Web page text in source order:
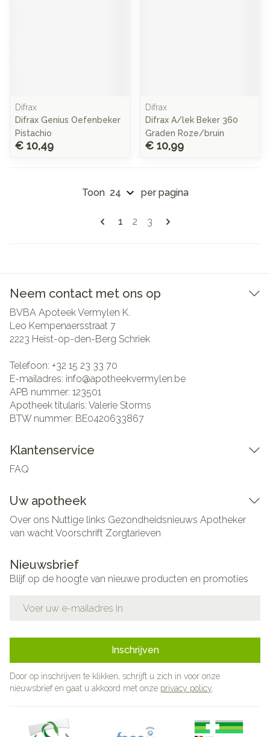
Difrax
Difrax Genius Oefenbeker
Pistachio
€ 10,49
Difrax
Difrax A/lek Beker 360
Graden Roze/bruin
€ 10,99
Pagina's
U lees momenteel pagina
1 Pagina
2 Pagina
3
Toon per pagina
Neem contact met ons op
BVBA Apoteek Vermylen K.
Leo Kempenaersstraat 7
2223 Heist-op-den-Berg Schriek
Telefoon: +32 15 23 33 70
E-mailadres: info@apotheekvermylen.be
APB nummer: 123501
Apotheek titularis: Valerie Storms
BTW nummer: BE0420633867
Klantenservice
FAQ
Uw apotheek
Over ons Nuttige links Gezondheidsnieuws Apotheker
van wachtVoorschrift Zorgtarieven
Nieuwsbrief
Blijf op de hoogte van nieuwe producten en promoties
Inschrijven
Door op inschrijven te klikken, schrijft u zich in voor onze
nieuwsbrief en gaat u akkoord met onze privacy policy